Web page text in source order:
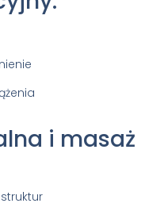
i masaż